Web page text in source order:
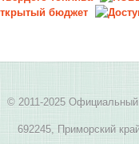
© 2011-2025 Официальный
692245, Приморский